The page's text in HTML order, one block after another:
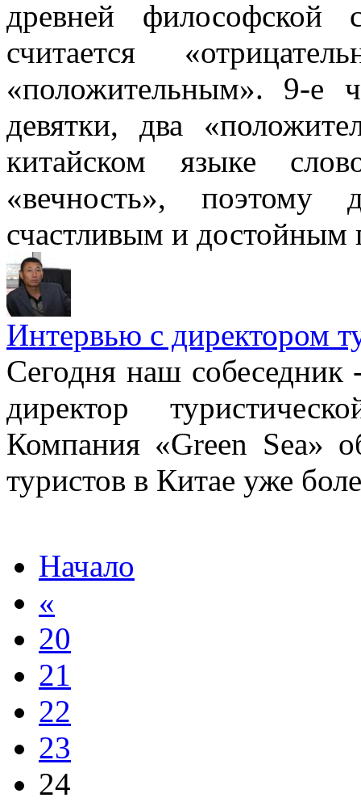
древней философской
считается
«положительным». 9-е
девятки, два
китайском языке
«вечность», поэтому
счастливым и достойным
Интервью с директором
Сегодня наш
директор
Компания «Green Sea»
туристов в Китае уже
Начало
«
20
21
22
23
24